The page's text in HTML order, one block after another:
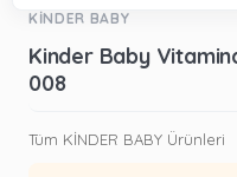
KİNDER BABY
Kinder Baby
008
Tüm KİNDER BABY Ürünleri